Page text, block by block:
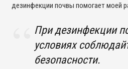
дезинфекции почвы помогает моей
При дезинфекции
условиях
безопасности.